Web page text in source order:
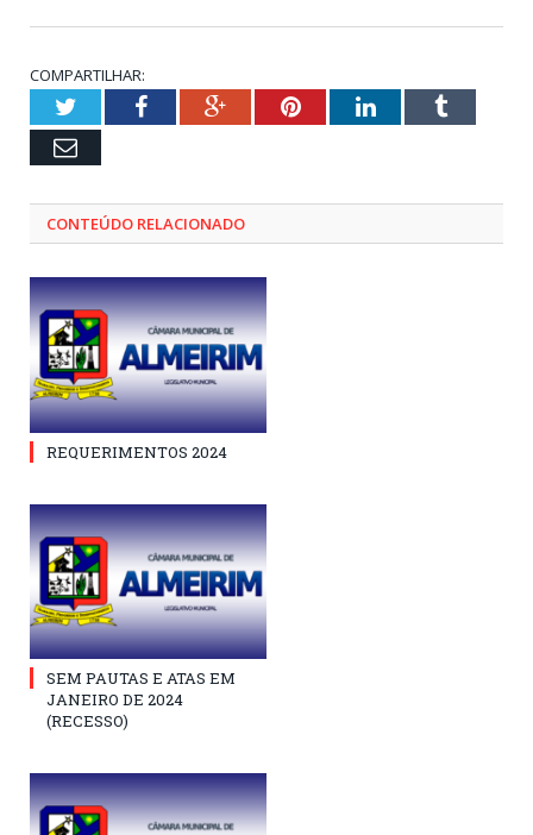
COMPARTILHAR:
TwitterFacebookGoogle+PinterestLinkedInTumblr
Email
CONTEÚDO RELACIONADO
REQUERIMENTOS 2024
SEM PAUTAS E ATAS EM
JANEIRO DE 2024
(RECESSO)